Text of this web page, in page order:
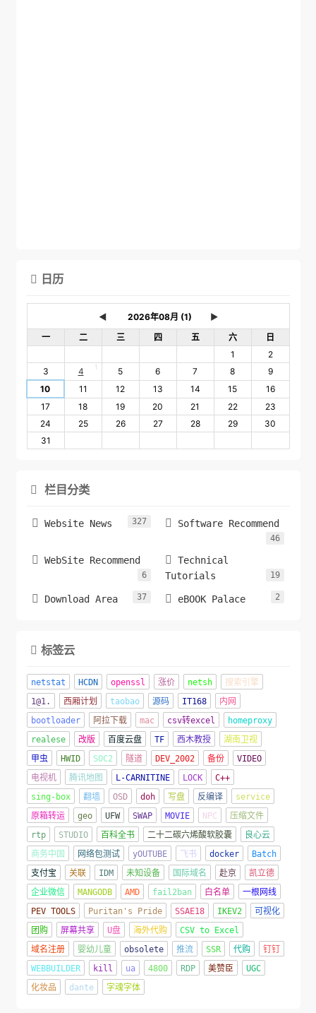
 日历
◄
►
一
二 三 四 五 六
日
1
2
3
4 1 5 6 7 8
9
10
11 12 13 14 15
16
17
18 19 20 21 22
23
24
25 26 27 28 29
30
31
 栏目分类
 Website News 327  Software Recommend
46
 WebSite Recommend
6

Technical
Tutorials
19
 Download Area 37  eBOOK Palace 2
 标签云
netstat HCDN openssl 涨价 netsh
搜索引擎
1@1.
西厢计划 taobao 源码 IT168
内网
bootloader
阿拉下载 mac csv转excel
homeproxy
realese
改版 百度云盘 TF 西木教授
湖南卫视
甲虫
HWID SOC2 隧道 DEV_2002 备份
VIDEO
电视机
腾讯地图 L-CARNITINE LOCK
C++
sing-box
翻墙 OSD doh 写盘 反编译
service
原箱转运
geo UFW SWAP MOVIE NPC
压缩文件
rtp
STUDIO 百科全书 二十二碳六烯酸软胶囊
良心云
商务中国
网络包测试 yOUTUBE 飞书 docker
Batch
支付宝
关联 IDM 未知设备 国际域名 赴京
凯立德
企业微信
MANGODB AMD fail2ban 白名单
一根网线
PEV TOOLS
Puritan's Pride SSAE18 IKEV2
可视化
团购
屏幕共享 U盘 海外代购
CSV to Excel
域名注册
婴幼儿童 obsolete 推流 SSR 代购
钉钉
WEBBUILDER
kill ua 4800 RDP 美赞臣
UGC
化妆品
dante 字魂字体